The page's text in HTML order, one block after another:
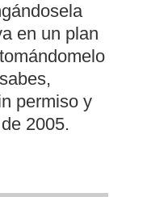
en un plan
permiso y
2005.